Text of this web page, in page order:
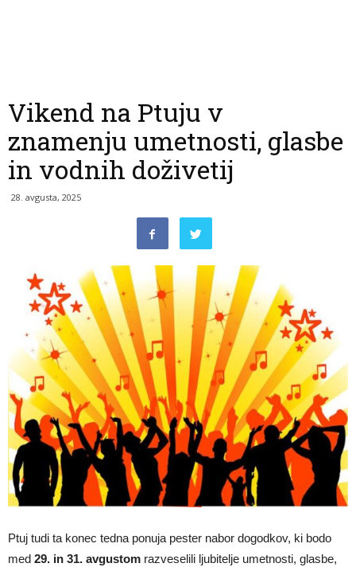
Vikend na Ptuju v
znamenju umetnosti, glasbe
in vodnih doživetij
28. avgusta, 2025
Ptuj tudi ta konec tedna ponuja pester nabor dogodkov, ki bodo
med 29. in 31. avgustom razveselili ljubitelje umetnosti, glasbe,